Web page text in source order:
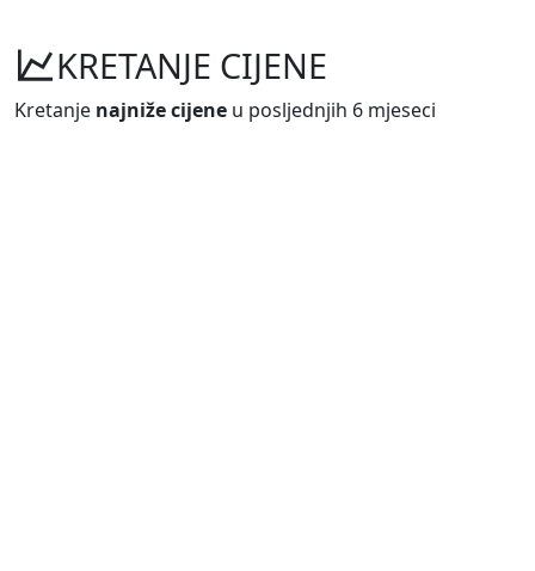
KRETANJE CIJENE
Kretanje najniže cijene u posljednjih 6 mjeseci